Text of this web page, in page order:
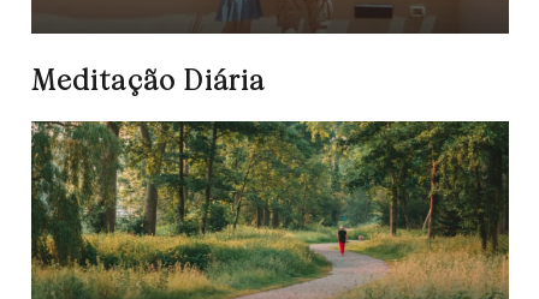
Meditação Diária